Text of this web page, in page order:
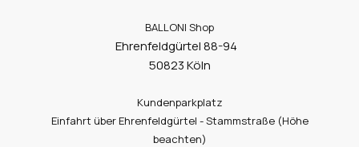
BALLONI Shop
Ehrenfeldgürtel 88-94
50823 Köln
Kundenparkplatz
Einfahrt über Ehrenfeldgürtel - Stammstraße (Höhe
beachten)